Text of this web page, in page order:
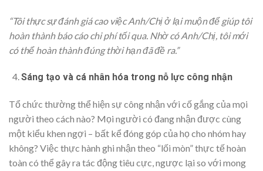
“Tôi thực sự đánh giá cao việc Anh/Chị ở lại muộn để giúp tôi
hoàn thành báo cáo chi phí tối qua. Nhờ có Anh/Chị, tôi mới
có thể hoàn thành đúng thời hạn đã đề ra.”
Sáng tạo và cá nhân hóa trong nỗ lực công nhận
Tổ chức thường thể hiện sự công nhận với cố gắng của mọi
người theo cách nào? Mọi người có đang nhận được cùng
một kiểu khen ngợi – bất kể đóng góp của họ cho nhóm hay
không? Việc thực hành ghi nhận theo “lối mòn” thực tế hoàn
toàn có thể gây ra tác động tiêu cực, ngược lại so với mong